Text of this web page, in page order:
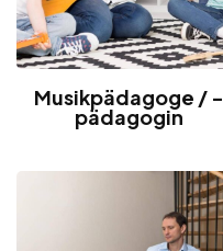
Musikpädagoge / -
pädagogin